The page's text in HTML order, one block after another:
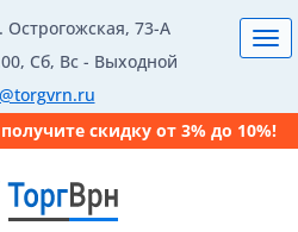
Острогожская, 73-А
Сб, Вс - Выходной
скидку от 3% до 10%!